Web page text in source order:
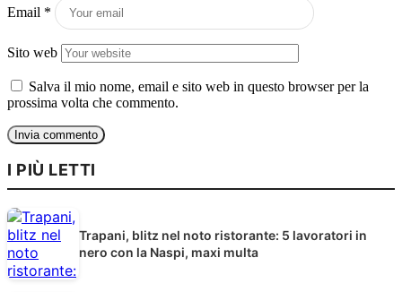
Email *
Sito web
Salva il mio nome, email e sito web in questo browser per la
prossima volta che commento.
I PIÙ LETTI
Trapani, blitz nel noto ristorante: 5 lavoratori in
nero con la Naspi, maxi multa